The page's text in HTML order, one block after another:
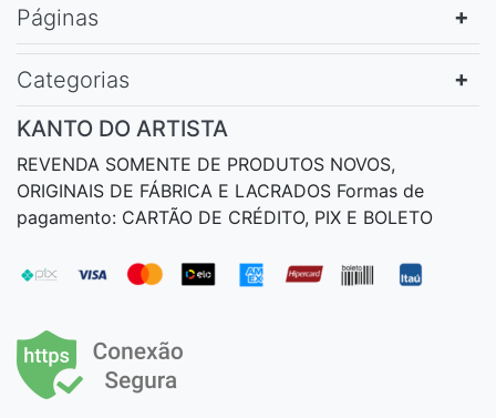
Páginas
Categorias
KANTO DO ARTISTA
REVENDA SOMENTE DE PRODUTOS NOVOS,
ORIGINAIS DE FÁBRICA E LACRADOS Formas de
pagamento: CARTÃO DE CRÉDITO, PIX E BOLETO